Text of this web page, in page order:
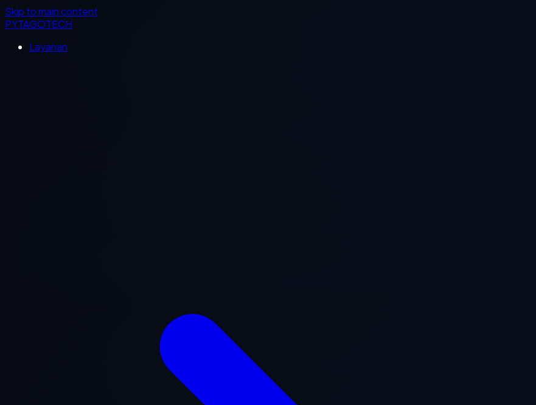
Skip to main content
PYTAGOTECH
Layanan